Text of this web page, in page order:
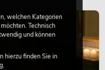
welchen Kategorien
Technisch
und können
hierzu finden Sie in
.